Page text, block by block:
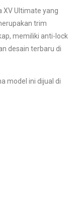
XV Ultimate yang
trim
memiliki anti-lock
desain terbaru di
model ini dijual di